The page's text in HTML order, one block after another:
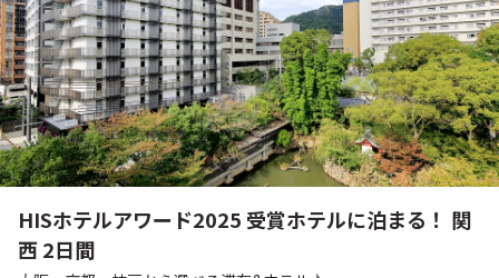
HISホテルアワード2025 受賞ホテルに泊まる！ 関
西 2日間